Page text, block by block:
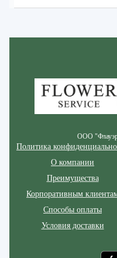
ООО
Политика
О компании
Преимущества
Корпоративным
Способы оплаты
Условия доставки